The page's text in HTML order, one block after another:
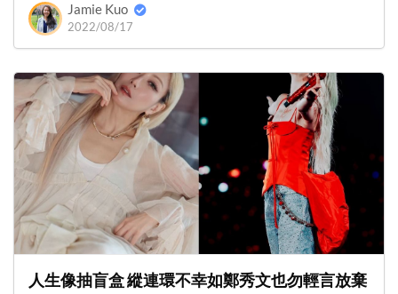
Jamie Kuo
2022/08/17
人生像抽盲盒 縱連環不幸如鄭秀文也勿輕言放棄